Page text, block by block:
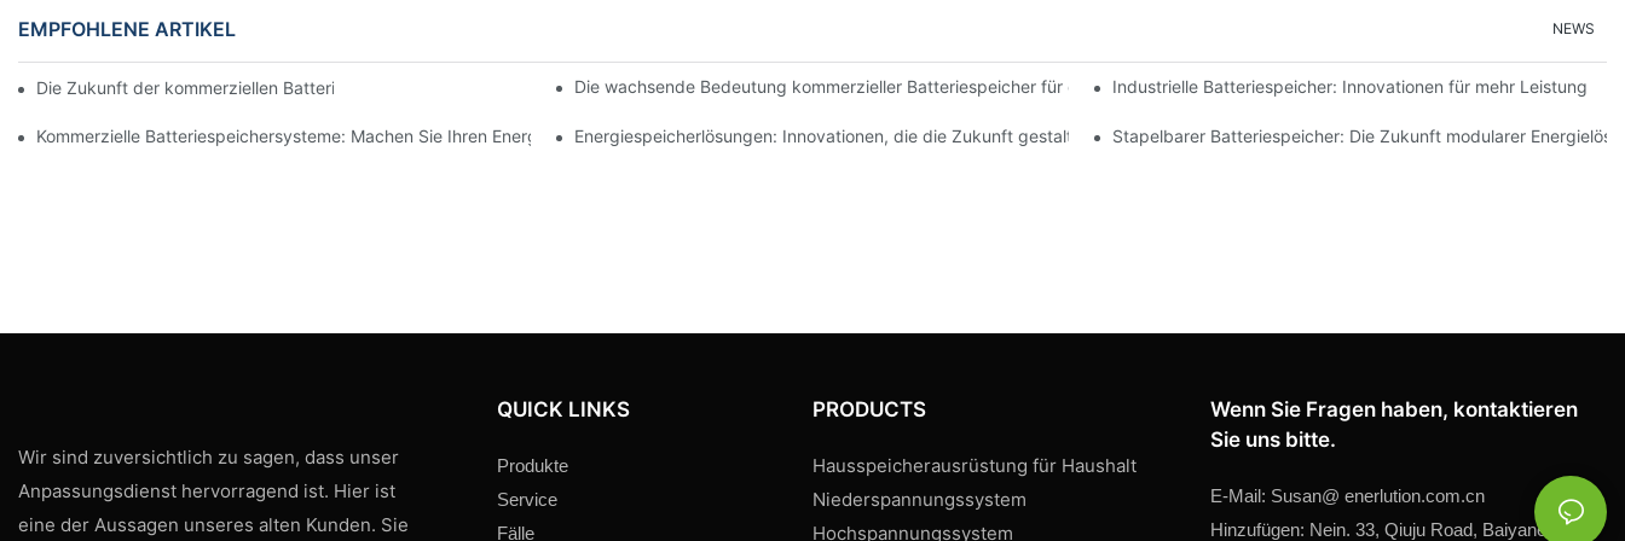
EMPFOHLENE ARTIKEL NEWS
Die Zukunft der kommerziellen Batteriespeicherung: Trends und InnovationenDie wachsende Bedeutung kommerzieller Batteriespeicher für die NachhaltigkeitIndustrielle Batteriespeicher: Innovationen für mehr Leistung
Kommerzielle Batteriespeichersysteme: Machen Sie Ihren Energiebedarf zukunftssicherEnergiespeicherlösungen: Innovationen, die die Zukunft gestalten Stapelbarer Batteriespeicher: Die Zukunft modularer
Wir sind zuversichtlich zu sagen, dass unser
Anpassungsdienst hervorragend ist. Hier ist
eine der Aussagen unseres alten Kunden. Sie
QUICK LINKS
Produkte
Service
Fälle
PRODUCTS
Hausspeicherausrüstung für Haushalt
Niederspannungssystem
Hochspannungssystem
Wenn Sie Fragen haben, kontaktieren
Sie uns bitte.
E-Mail: Susan@ enerlution.com.cn
Hinzufügen: Nein. 33, Qiuju Road, Baiyaner